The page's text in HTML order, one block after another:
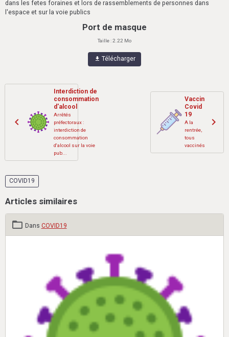
dans les fetes foraines et lors de rassemblements de personnes dans
l'espace et sur la voie publics
Port de masque
Taille : 2.22 Mo
Télécharger
Interdiction de
consommation
d'alcool
Arrêtés
préfectoraux :
interdiction de
consommation
d'alcool sur la voie
pub...
Vaccin
Covid
19
A la
rentrée,
tous
vaccinés
COVID19
Articles similaires
Dans COVID19